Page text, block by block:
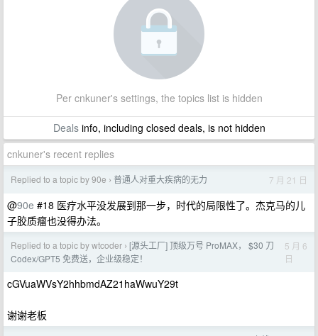
Per cnkuner's settings, the topics list is hidden
Dealsinfo, including closed deals, is not hidden
cnkuner's recent replies
Replied to a topic by 90e › 普通人对重大疾病的无力 7 月 21 日
@90e #18 医疗水平没发展到那一步，时代的局限性了。杰克马的儿
子胶质瘤也没得办法。
Replied to a topic by wtcoder › [源头工厂] 顶级万号 ProMAX， $30 刀
Codex/GPT5 免费送，企业级稳定！
5 月 6
日
cGVuaWVsY2hhbmdAZ21haWwuY29t
谢谢老板